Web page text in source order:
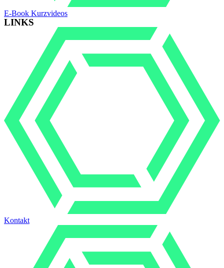
E-Book Kurzvideos
LINKS
Kontakt